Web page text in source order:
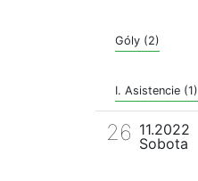
Góly (2)
I. Asistencie (1)
26 11.2022
Sobota